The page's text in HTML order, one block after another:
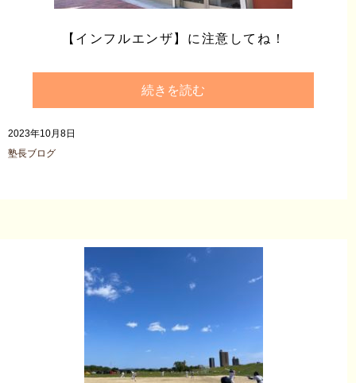
【インフルエンザ】に注意してね！
続きを読む
2023年10月8日
塾長ブログ